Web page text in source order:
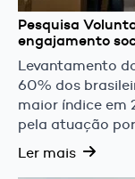
Pesquisa
engajamento
Levantamento
60% dos
maior índice em
pela atuação
Ler mais